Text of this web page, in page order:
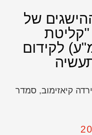
של
"קליטת
לקידום
קיאזימוב, סמדר